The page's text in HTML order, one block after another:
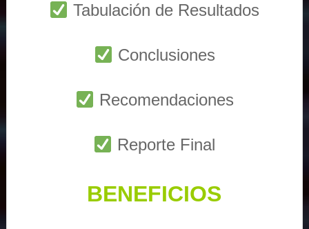
Tabulación de Resultados
Conclusiones
Recomendaciones
Reporte Final
BENEFICIOS